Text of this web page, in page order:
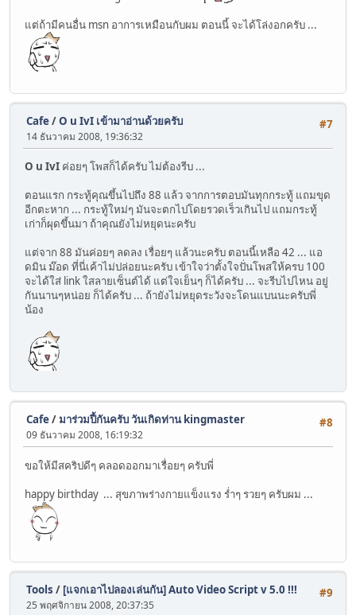
แต่ถ้ามีคนอื่น msn อาการเหมือนกับผม ตอนนี้ จะได้โล่งอกครับ ...
#7
Cafe/O u IvI เข้ามาอ่านด้วยครับ
14 ธันวาคม 2008, 19:36:32
O u IvI ค่อยๆ โพสก็ได้ครับ ไม่ต้องรีบ ...
ตอนแรก กระทู้คุณขึ้นไปถึง 88 แล้ว จากการตอบมันทุกกระทู้ แถมขุด
อีกตะหาก ... กระทู้ใหม่ๆ มันจะตกไปโดยรวดเร็วเกินไป แถมกระทู้
เก่าก็ผุดขึ้นมา ถ้าคุณยังไม่หยุดนะครับ
แต่จาก 88 มันค่อยๆ ลดลง เรื่อยๆ แล้วนะครับ ตอนนี้เหลือ 42 ... แอ
ดมิน ม๊อด ที่นี่เค้าไม่ปล่อยนะครับ เข้าใจว่าตั้งใจปั่นโพสให้ครบ 100
จะได้ใส่ link ใสลายเซ็นต์ได้ แต่ใจเย็นๆ ก็ได้ครับ ... จะรีบไปไหน อยู่
กันนานๆหน่อย ก็ได้ครับ ... ถ้ายังไม่หยุดระวังจะโดนแบนนะครับพี่
น้อง
#8
Cafe/ มาร่วมปี้กันครับ วันเกิดท่าน kingmaster
09 ธันวาคม 2008, 16:19:32
ขอให้มีสคริปดีๆ คลอดออกมาเรื่อยๆ ครับพี่
happy birthday ... สุขภาพร่างกายแข็งแรง ร่ำๆ รวยๆ ครับผม ...
#9
Tools / [แจกเอาไปลองเล่นกัน] Auto Video Script v 5.0 !!!
25 พฤศจิกายน 2008, 20:37:35